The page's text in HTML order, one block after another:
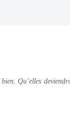
Qu’elles